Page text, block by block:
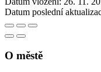
Datum poslední
O městě